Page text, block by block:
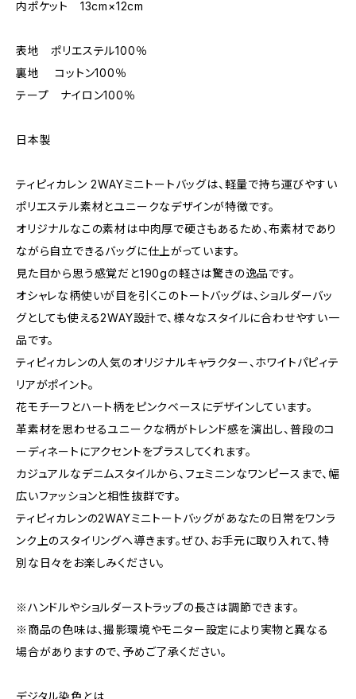
内ポケット 13cm×12cm
表地 ポリエステル100％
裏地 コットン100％
テープ ナイロン100％
日本製
ティピィカレン 2WAYミニトートバッグは、軽量で持ち運びやすい
ポリエステル素材とユニークなデザインが特徴です。
オリジナルなこの素材は中肉厚で硬さもあるため、布素材であり
ながら自立できるバッグに仕上がっています。
見た目から思う感覚だと190gの軽さは驚きの逸品です。
オシャレな柄使いが目を引くこのトートバッグは、ショルダーバッ
グとしても使える2WAY設計で、様々なスタイルに合わせやすい一
品です。
ティピィカレンの人気のオリジナルキャラクター、ホワイトパピィテ
リアがポイント。
花モチーフとハート柄をピンクベースにデザインしています。
革素材を思わせるユニークな柄がトレンド感を演出し、普段のコ
ーディネートにアクセントをプラスしてくれます。
カジュアルなデニムスタイルから、フェミニンなワンピースまで、幅
広いファッションと相性抜群です。
ティピィカレンの2WAYミニトートバッグがあなたの日常をワンラ
ンク上のスタイリングへ導きます。ぜひ、お手元に取り入れて、特
別な日々をお楽しみください。
※ハンドルやショルダーストラップの長さは調節できます。
※商品の色味は、撮影環境やモニター設定により実物と異なる
場合がありますので、予めご了承ください。
デジタル染色とは